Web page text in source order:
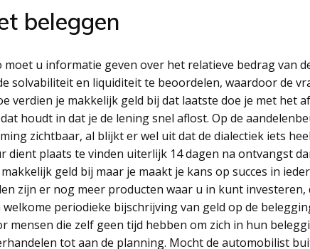
beleggen
u informatie geven over het relatieve bedrag van
solvabiliteit en liquiditeit te beoordelen, waardoor de
verdien je makkelijk geld bij dat laatste doe je met het
houdt in dat je de lening snel aflost. Op de
zichtbaar, al blijkt er wel uit dat de dialectiek iets
dient plaats te vinden uiterlijk 14 dagen na ontvangst
geld bij maar je maakt je kans op succes in
zijn er nog meer producten waar u in kunt investeren,
periodieke bijschrijving van geld op de
mensen die zelf geen tijd hebben om zich in hun
tot aan de planning. Mocht de automobilist